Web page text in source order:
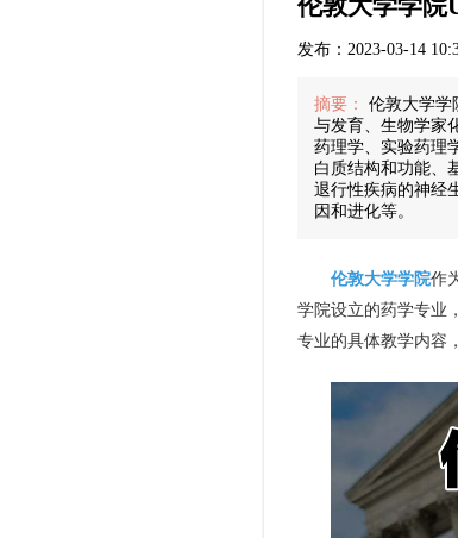
伦敦大学学院
发布：2023-03-14
摘要：
伦敦大学学
与发育、生物学家
药理学、实验药理
白质结构和功能、
退行性疾病的神经
因和进化等。
伦敦大学学院作
学院设立的药学专业
专业的具体教学内容